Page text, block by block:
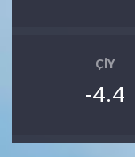
ÇIY
-4.4